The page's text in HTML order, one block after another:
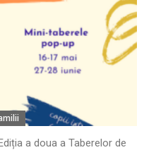
a doua a Taberelor de